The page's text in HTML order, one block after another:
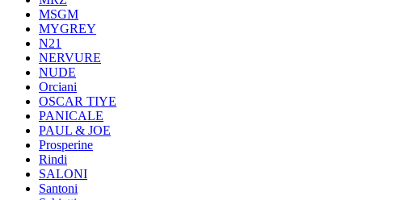
MSGM
MYGREY
N21
NERVURE
NUDE
Orciani
OSCAR TIYE
PANICALE
PAUL & JOE
Prosperine
Rindi
SALONI
Santoni